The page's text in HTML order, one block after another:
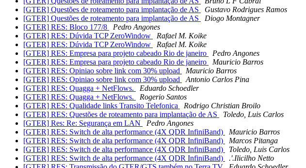
[GTER] Questões de roteamento para implantação de AS
Gustavo Rodrigues Ramos
[GTER] Questões de roteamento para implantação de AS
Diogo Montagner
[GTER] RES: Bloco 177/8
Pedro Angones
[GTER] RES: Dúvida TCP ZeroWindow
Rafael M. Koike
[GTER] RES: Dúvida TCP ZeroWindow
Rafael M. Koike
[GTER] RES: Empresa para projeto cabeado Rio de janeiro
Pedro Angones
[GTER] RES: Empresa para projeto cabeado Rio de janeiro
Mauricio Barros
[GTER] RES: Opiniao sobre link com 30% upload
Mauricio Barros
[GTER] RES: Opiniao sobre link com 30% upload
Antonio Carlos Pina
[GTER] RES: Quagga + NetFlows.
Eduardo Schoedler
[GTER] RES: Quagga + NetFlows.
Rogerio Santos
[GTER] RES: Qualidade links Transito Telefonica
Rodrigo Christian Broilo
[GTER] RES: Questões de roteamento para implantação de AS
Toledo, Luis Carlos
[GTER] Res: Re: Segurança em LAN
Pedro Angones
[GTER] RES: Switch de alta performance (4X QDR InfiniBand)
Mauricio Barros
[GTER] RES: Switch de alta performance (4X QDR InfiniBand)
Marcos Pitanga
[GTER] RES: Switch de alta performance (4X QDR InfiniBand)
Toledo, Luis Carlos
[GTER] RES: Switch de alta performance (4X QDR InfiniBand)
.'.Ilicilho Netto